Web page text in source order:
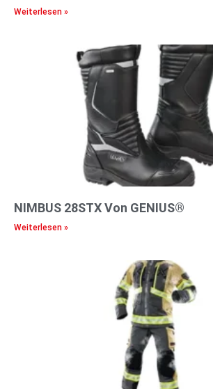
Weiterlesen »
NIMBUS 28STX Von GENIUS®
Weiterlesen »